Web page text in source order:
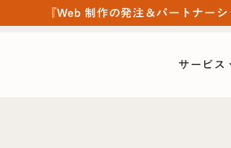
『Web 制作の発注＆パートナー
サービス